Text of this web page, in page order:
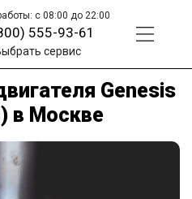
с 08:00 до 22:00
555-93-61
сервис
Genesis
в Москве